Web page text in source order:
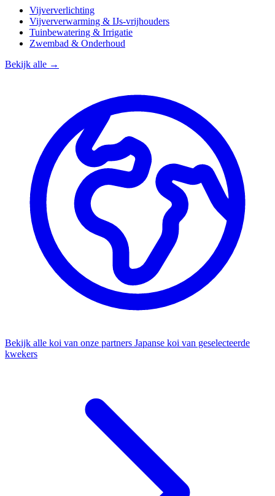
Vijververlichting
Vijververwarming & IJs-vrijhouders
Tuinbewatering & Irrigatie
Zwembad & Onderhoud
Bekijk alle →
Bekijk alle koi van onze partners Japanse koi van geselecteerde
kwekers